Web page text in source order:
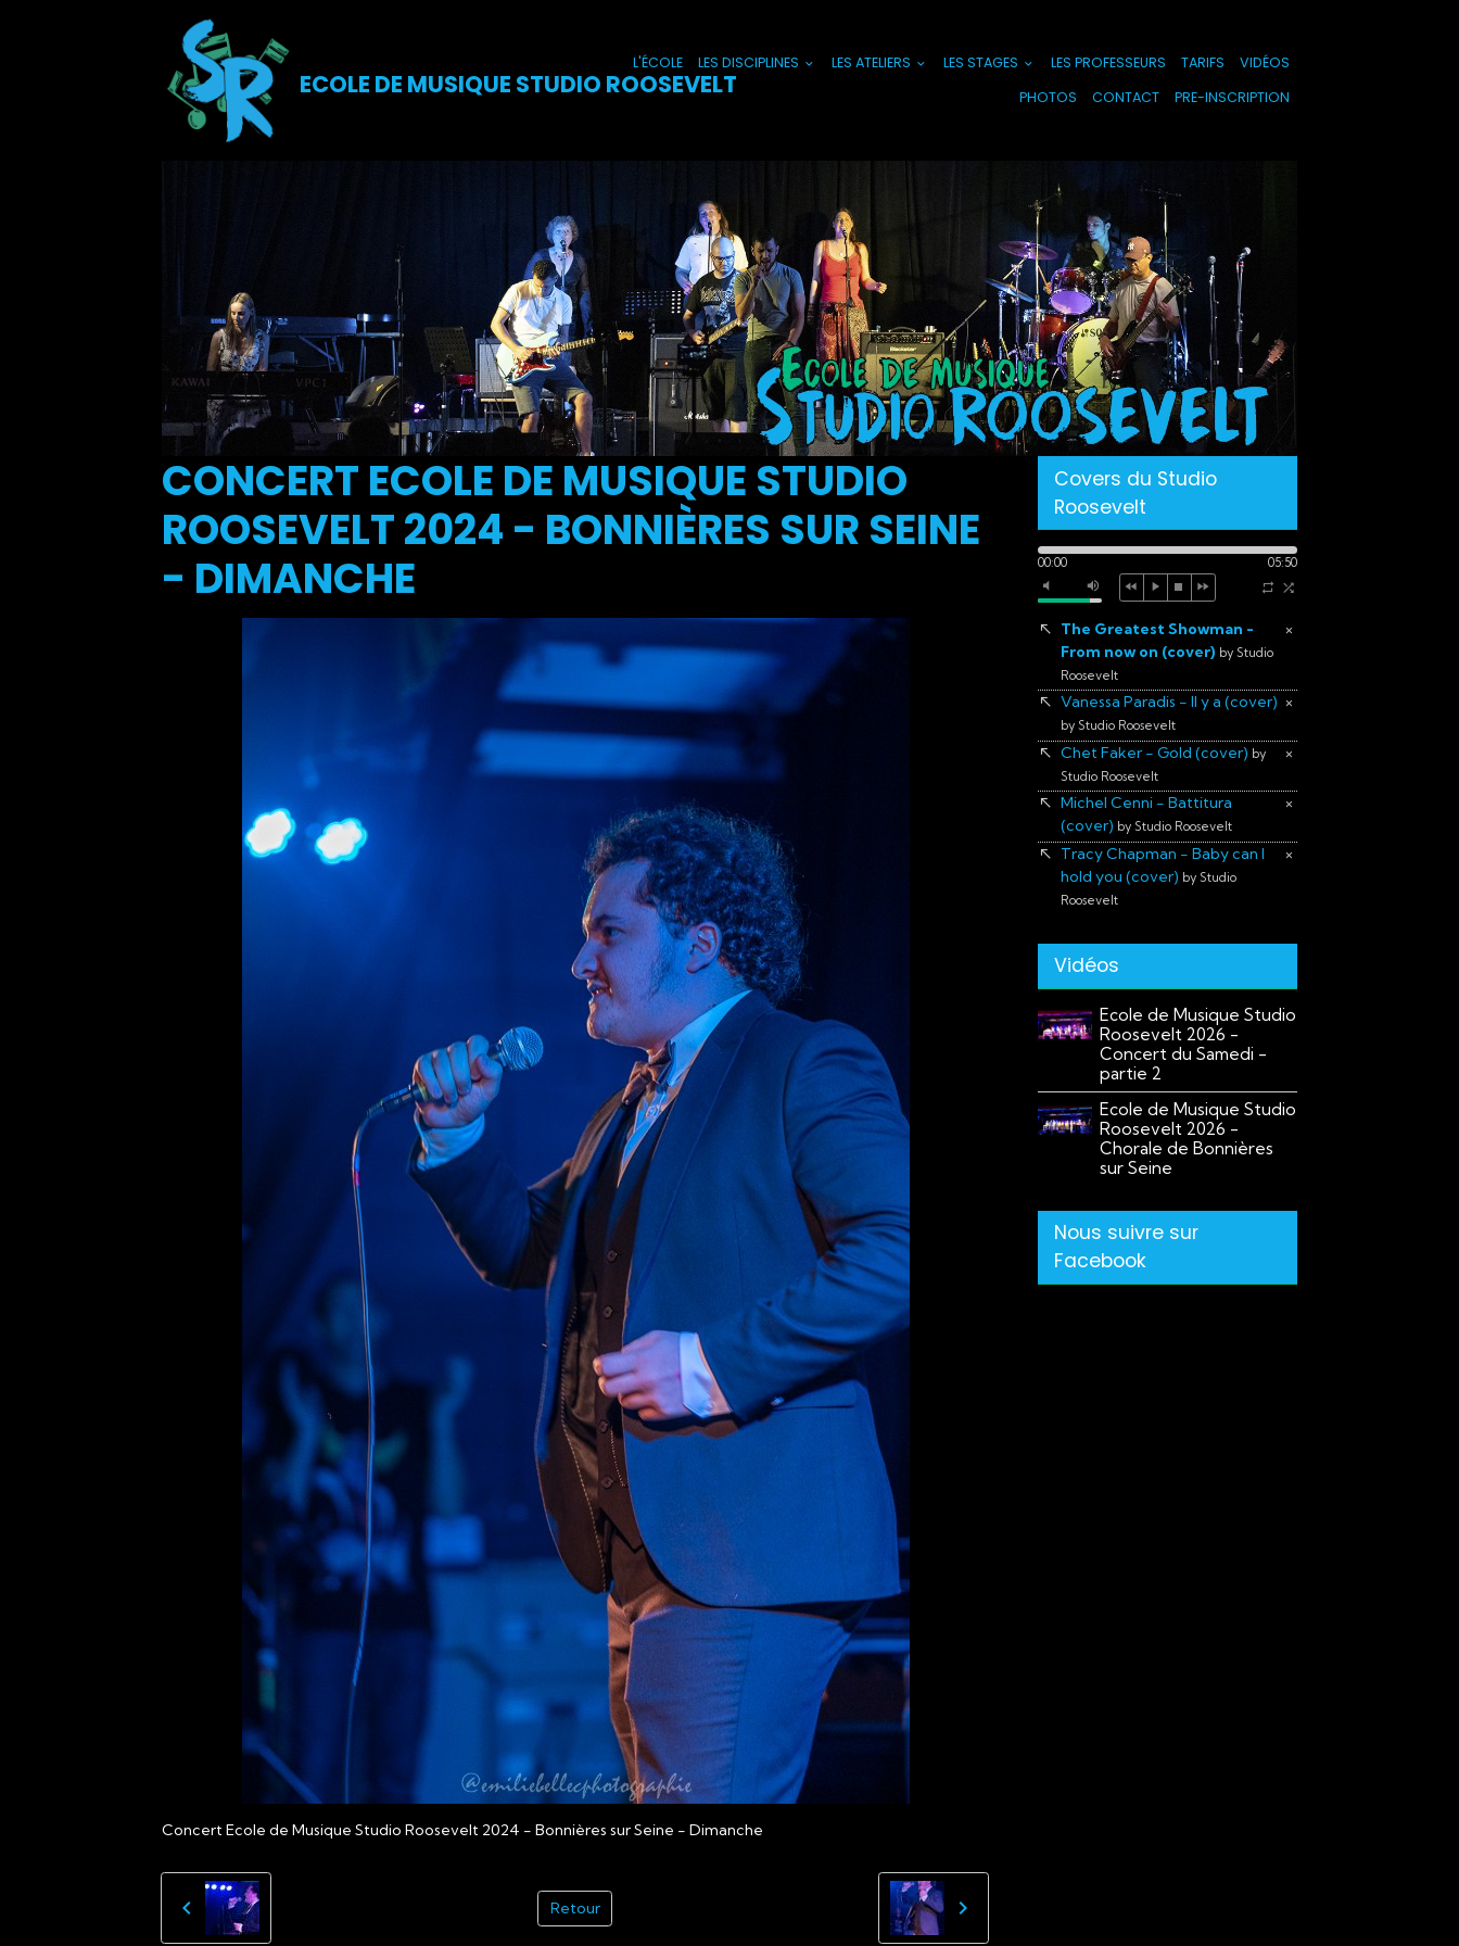
ECOLE DE MUSIQUE STUDIO ROOSEVELT
L'ÉCOLE LES DISCIPLINES LES ATELIERS LES STAGES LES PROFESSEURS TARIFS
VIDÉOS
PHOTOS
CONTACT PRE-INSCRIPTION
CONCERT ECOLE DE MUSIQUE STUDIO
ROOSEVELT 2024 - BONNIÈRES SUR SEINE
- DIMANCHE
Concert Ecole de Musique Studio Roosevelt 2024 - Bonnières sur Seine - Dimanche
Retour
Covers du Studio
Roosevelt
00:00 05:50
×
The Greatest Showman -
From now on (cover) by Studio
Roosevelt
×
Vanessa Paradis - Il y a (cover)
by Studio Roosevelt
×
Chet Faker - Gold (cover) by
Studio Roosevelt
×
Michel Cenni - Battitura
(cover) by Studio Roosevelt
×
Tracy Chapman - Baby can I
hold you (cover) by Studio
Roosevelt
Vidéos
Ecole de Musique Studio
Roosevelt 2026 -
Concert du Samedi -
partie 2
Ecole de Musique Studio
Roosevelt 2026 -
Chorale de Bonnières
sur Seine
Nous suivre sur
Facebook